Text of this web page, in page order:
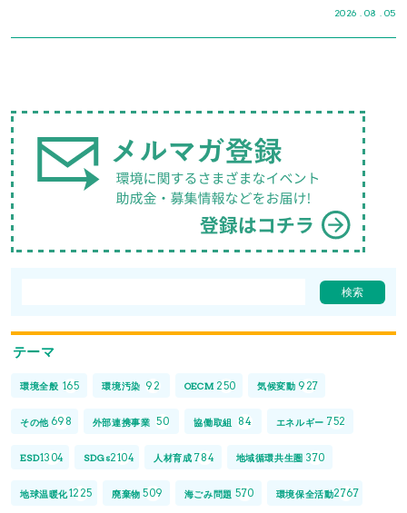
2026 . 08 . 05
テーマ
環境全般 165 環境汚染 92 OECM 250 気候変動 927
その他 698 外部連携事業 50 協働取組 84 エネルギー 752
ESD1304 SDGs2104 人材育成 784 地域循環共生圏 370
地球温暖化1225 廃棄物 509 海ごみ問題 570 環境保全活動2767